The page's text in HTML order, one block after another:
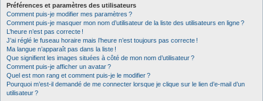
Préférences et paramètres des utilisateurs
Comment puis-je modifier mes paramètres ?
Comment puis-je masquer mon nom d’utilisateur de la liste des utilisateurs en ligne ?
L’heure n’est pas correcte !
J’ai réglé le fuseau horaire mais l’heure n’est toujours pas correcte !
Ma langue n’apparaît pas dans la liste !
Que signifient les images situées à côté de mon nom d’utilisateur ?
Comment puis-je afficher un avatar ?
Quel est mon rang et comment puis-je le modifier ?
Pourquoi m’est-il demandé de me connecter lorsque je clique sur le lien d’e-mail d’un
utilisateur ?